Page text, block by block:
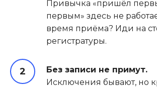
Привычка «пришёл
первым» здесь не
время приёма? Иди на
регистратуры.
Без записи не примут.
Исключения бывают, но